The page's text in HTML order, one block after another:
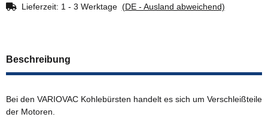
Lieferzeit: 1 - 3 Werktage (DE - Ausland abweichend)
Beschreibung
Bei den VARIOVAC Kohlebürsten handelt es sich um Verschleißteile
der Motoren.